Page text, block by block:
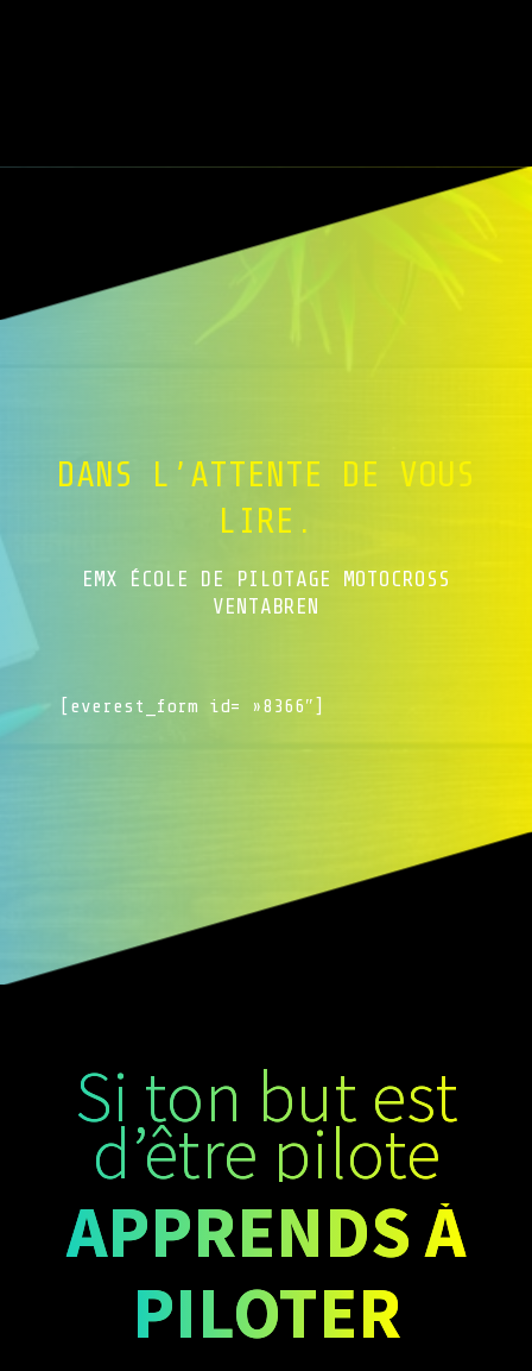
DANS L’ATTENTE DE VOUS
LIRE.
EMX ÉCOLE DE PILOTAGE MOTOCROSS
VENTABREN
[everest_form id= »8366″]
Si ton but est
d’être pilote
APPRENDS À
PILOTER